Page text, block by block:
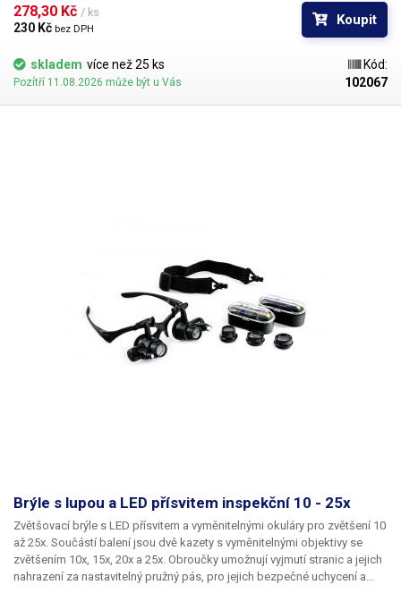
poblíž rukojeti - viz obrázek. Lupy jsou vyrobeny z akrylátového skla
(PMMA). O osvětlení pozorované plochy se stará
8 bílých LED diod, ty
jsou napájeny třemi mikrotužkovými (AAA) bateriemi v rukojeti. Baterie
lupu dokonale vyvažují, takže se příjemně drží. Tato lupa disponuje také
UV LED diodou, díky které můžete zkoumat například bankovky a jejich
pravost. UV dioda je umístěna u čočky s 4.5x zvětšením. Baterie nejsou
součástí dodávky. Lupa s LED a UV osvětlením najde využití při výrobě
278,30 Kč / ks
230 Kč bez DPH
Koupit
skladem více než 25 ks
Pozítří 11.08.2026 může být u Vás
Kód:
102067
Brýle s lupou a LED přísvitem inspekční 10 - 25x
Zvětšovací brýle s LED přísvitem a vyměnitelnými okuláry pro zvětšení 10
až 25x. Součástí balení jsou dvě kazety s vyměnitelnými objektivy se
zvětšením 10x, 15x, 20x a 25x. Obroučky umožnují vyjmutí stranic a jejich
nahrazení za nastavitelný pružný pás, pro jejich bezpečné uchycení a